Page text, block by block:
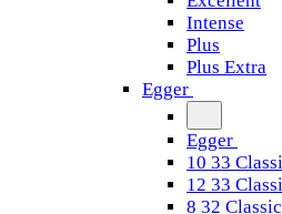
Intense
Plus
Plus Extra
Egger
Egger
10 33
12 33
8 32